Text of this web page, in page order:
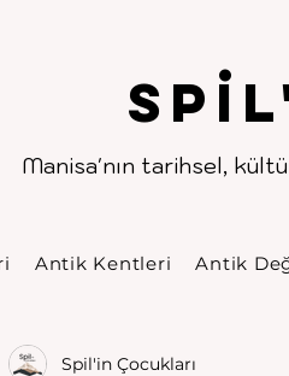
Manisa'nın tarihsel,
.
Antik Kentleri Antik
Spil'in Çocukları